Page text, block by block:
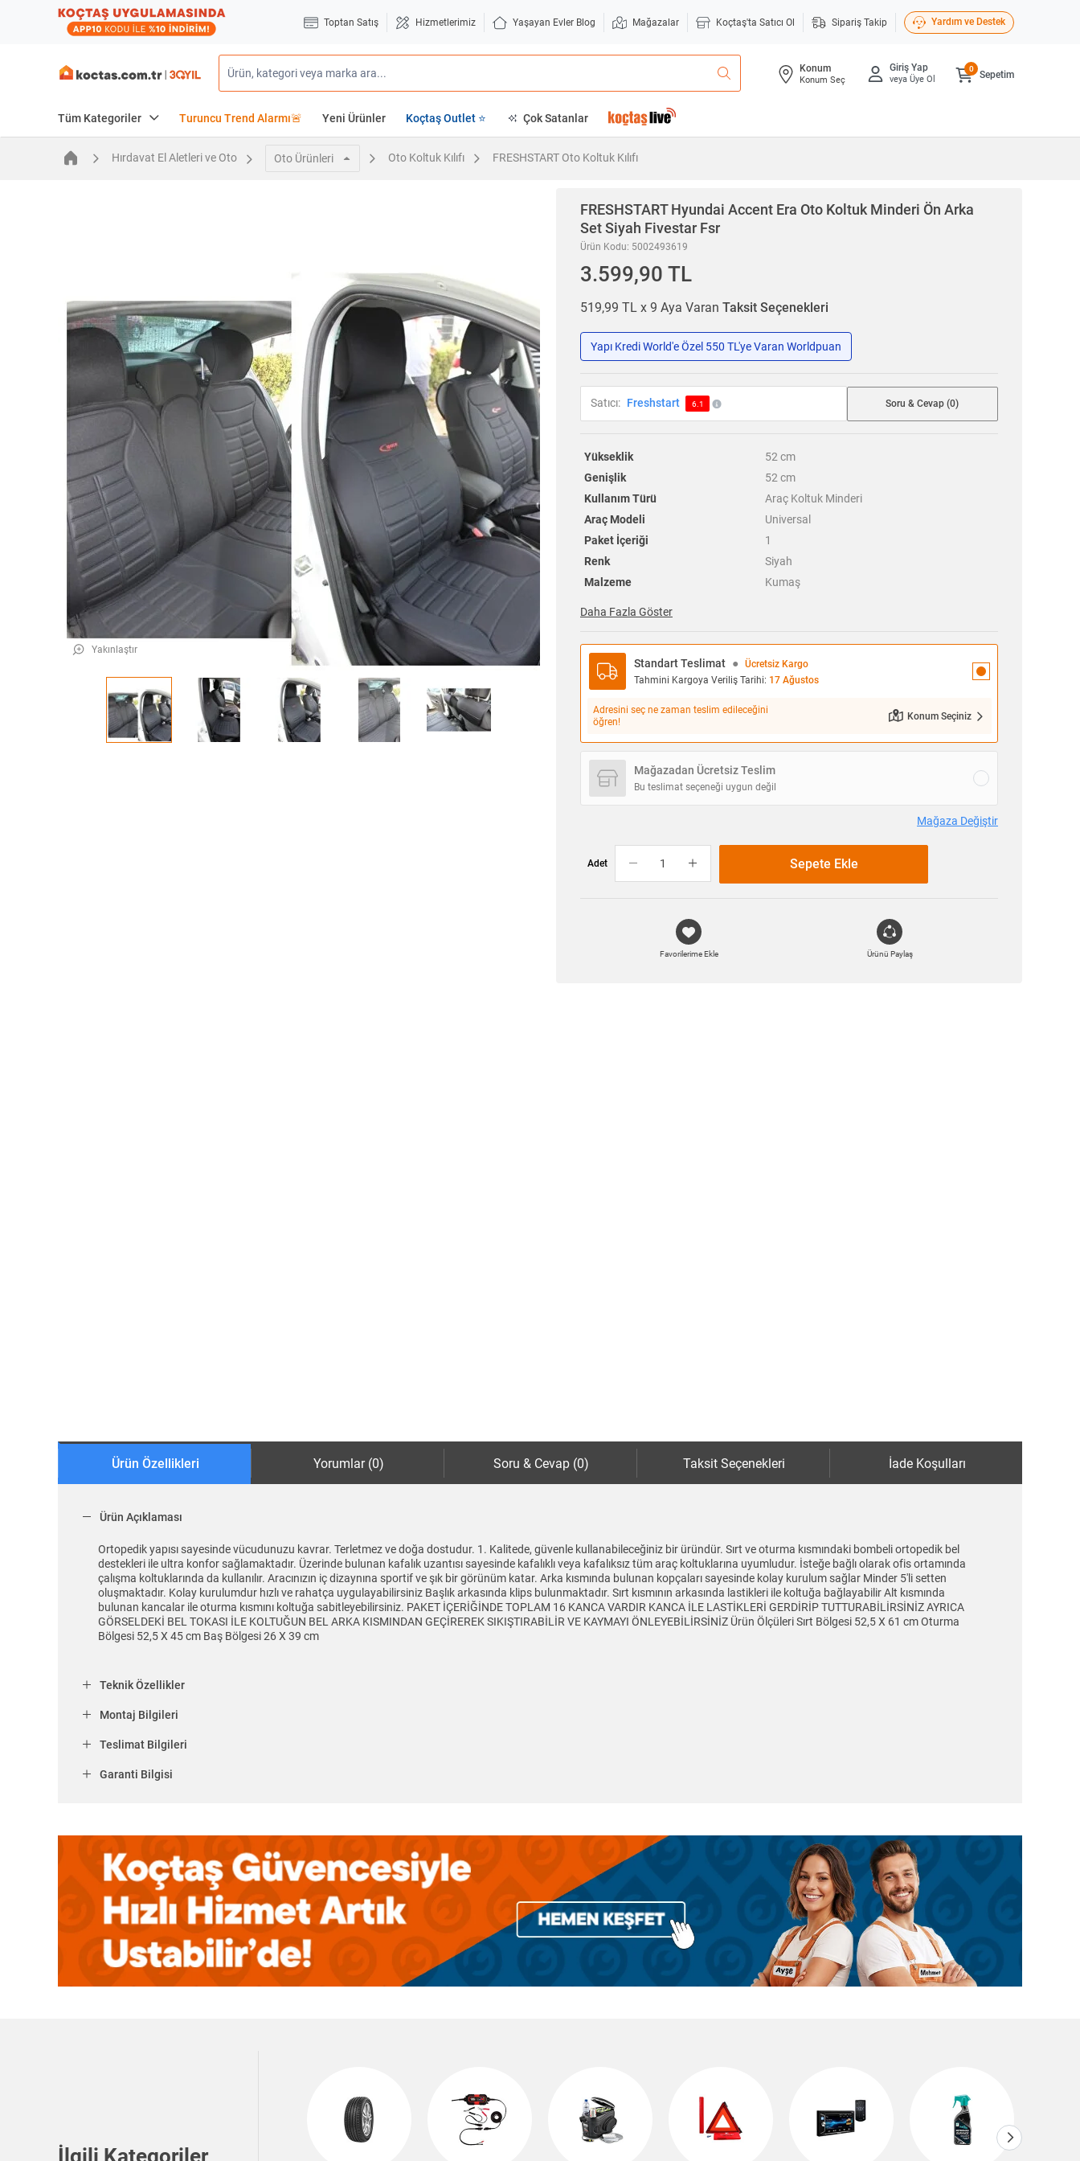
Toptan Satış Hizmetlerimiz Yaşayan Evler Blog Mağazalar Koçtaş'ta Satıcı Ol Sipariş Takip Yardım ve Destek
Konum
Konum Seç
Giriş Yap
veya Üye Ol Sepetim
0
Tüm Kategoriler Turuncu Trend Alarmı🚨 Yeni Ürünler Koçtaş Outlet ⭐ Çok Satanlar
Hırdavat El Aletleri ve Oto Oto Ürünleri Oto Koltuk Kılıfı FRESHSTART Oto Koltuk Kılıfı
Yakınlaştır
FRESHSTARTHyundai Accent Era Oto Koltuk Minderi Ön Arka
Set Siyah Fivestar Fsr
Ürün Kodu: 5002493619
3.599,90 TL
519,99 TL x 9 Aya Varan Taksit Seçenekleri
Yapı Kredi World'e Özel 550 TL'ye Varan Worldpuan
Satıcı: Freshstart 6.1 Soru & Cevap (0)
Yükseklik 52 cm
Genişlik
52 cm
Kullanım Türü
Araç Koltuk Minderi
Araç Modeli
Universal
Paket İçeriği
1
Renk
Siyah
Malzeme
Kumaş
Daha Fazla Göster
Standart Teslimat ●
Ücretsiz Kargo
Tahmini Kargoya Veriliş Tarihi: 17 Ağustos
Adresini seç ne zaman teslim edileceğini
öğren!
Konum Seçiniz
Mağazadan Ücretsiz Teslim
Bu teslimat seçeneği uygun değil
Mağaza Değiştir
Adet Sepete Ekle
Favorilerime Ekle Ürünü Paylaş
Ürün Özellikleri Yorumlar (0) Soru & Cevap (0) Taksit Seçenekleri İade Koşulları
Ürün Açıklaması
Ortopedik yapısı sayesinde vücudunuzu kavrar. Terletmez ve doğa dostudur. 1. Kalitede, güvenle kullanabileceğiniz bir üründür. Sırt ve oturma kısmındaki bombeli ortopedik bel
destekleri ile ultra konfor sağlamaktadır. Üzerinde bulunan kafalık uzantısı sayesinde kafalıklı veya kafalıksız tüm araç koltuklarına uyumludur. İsteğe bağlı olarak ofis ortamında
çalışma koltuklarında da kullanılır. Aracınızın iç dizaynına sportif ve şık bir görünüm katar. Arka kısmında bulunan kopçaları sayesinde kolay kurulum sağlar Minder 5'li setten
oluşmaktadır. Kolay kurulumdur hızlı ve rahatça uygulayabilirsiniz Başlık arkasında klips bulunmaktadır. Sırt kısmının arkasında lastikleri ile koltuğa bağlayabilir Alt kısmında
bulunan kancalar ile oturma kısmını koltuğa sabitleyebilirsiniz. PAKET İÇERİĞİNDE TOPLAM 16 KANCA VARDIR KANCA İLE LASTİKLERİ GERDİRİP TUTTURABİLİRSİNİZ AYRICA
GÖRSELDEKİ BEL TOKASI İLE KOLTUĞUN BEL ARKA KISMINDAN GEÇİREREK SIKIŞTIRABİLİR VE KAYMAYI ÖNLEYEBİLİRSİNİZ Ürün Ölçüleri Sırt Bölgesi 52,5 X 61 cm Oturma
Bölgesi 52,5 X 45 cm Baş Bölgesi 26 X 39 cm
Teknik Özellikler
Montaj Bilgileri
Teslimat Bilgileri
Garanti Bilgisi